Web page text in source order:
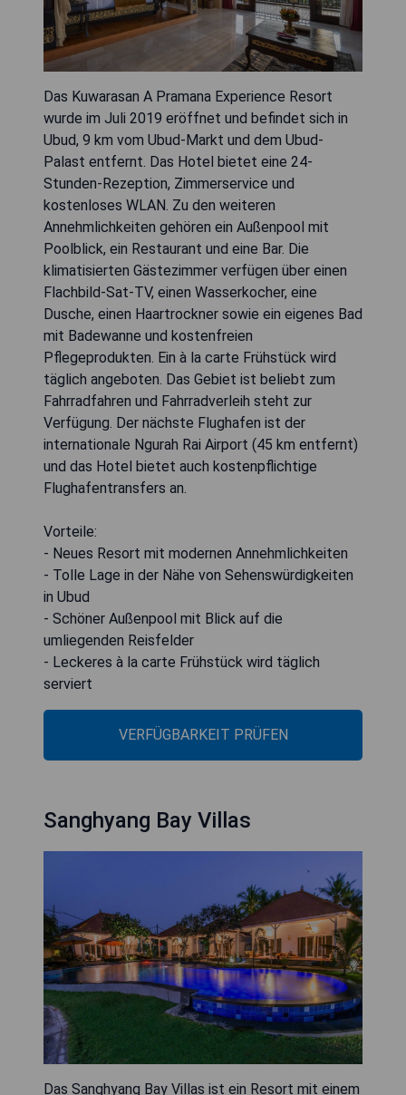
Das Kuwarasan A Pramana Experience Resort
wurde im Juli 2019 eröffnet und befindet sich in
Ubud, 9 km vom Ubud-Markt und dem Ubud-
Palast entfernt. Das Hotel bietet eine 24-
Stunden-Rezeption, Zimmerservice und
kostenloses WLAN. Zu den weiteren
Annehmlichkeiten gehören ein Außenpool mit
Poolblick, ein Restaurant und eine Bar. Die
klimatisierten Gästezimmer verfügen über einen
Flachbild-Sat-TV, einen Wasserkocher, eine
Dusche, einen Haartrockner sowie ein eigenes Bad
mit Badewanne und kostenfreien
Pflegeprodukten. Ein à la carte Frühstück wird
täglich angeboten. Das Gebiet ist beliebt zum
Fahrradfahren und Fahrradverleih steht zur
Verfügung. Der nächste Flughafen ist der
internationale Ngurah Rai Airport (45 km entfernt)
und das Hotel bietet auch kostenpflichtige
Flughafentransfers an.
Vorteile:
- Neues Resort mit modernen Annehmlichkeiten
- Tolle Lage in der Nähe von Sehenswürdigkeiten
in Ubud
- Schöner Außenpool mit Blick auf die
umliegenden Reisfelder
- Leckeres à la carte Frühstück wird täglich
serviert
VERFÜGBARKEIT PRÜFEN
Sanghyang Bay Villas
Das Sanghyang Bay Villas ist ein Resort mit einem